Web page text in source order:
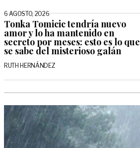
6 AGOSTO, 2026
Tonka Tomicic tendría nuevo
amor y lo ha mantenido en
secreto por meses: esto es lo que
se sabe del misterioso galán
RUTH HERNÁNDEZ